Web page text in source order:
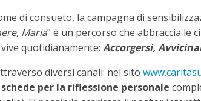
di consueto, la campagna di
Maria” è un percorso che abbraccia le
quotidianamente: Accorgersi,
diversi canali: nel sito
schede per la riflessione personale